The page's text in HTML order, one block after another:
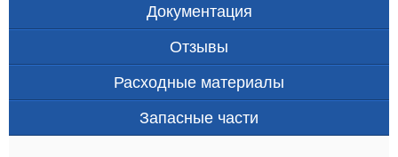
Документация
Отзывы
Расходные материалы
Запасные части